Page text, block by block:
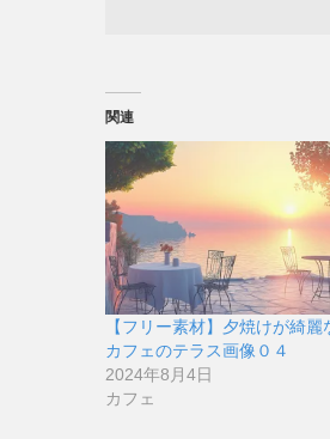
関連
【フリー素材】夕焼けが綺
カフェのテラス画像０４
2024年8月4日
カフェ